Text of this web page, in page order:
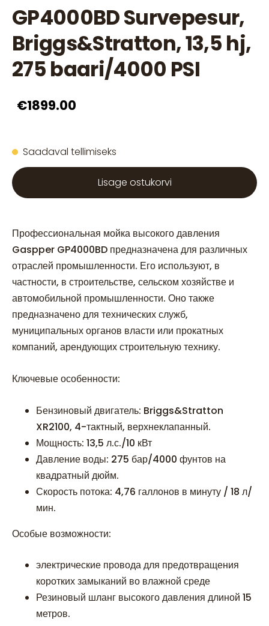
GP4000BD Survepesur,
Briggs&Stratton, 13,5 hj,
275 baari/4000 PSI
€1899.00
Saadaval tellimiseks
Lisage ostukorvi
Профессиональная мойка высокого давления
Gaspper GP4000BD предназначена для различных
отраслей промышленности. Его используют, в
частности, в строительстве, сельском хозяйстве и
автомобильной промышленности. Оно также
предназначено для технических служб,
муниципальных органов власти или прокатных
компаний, арендующих строительную технику.
Ключевые особенности:
Бензиновый двигатель: Briggs&Stratton
XR2100, 4-тактный, верхнеклапанный.
Мощность: 13,5 л.с./10 кВт
Давление воды: 275 бар/4000 фунтов на
квадратный дюйм.
Скорость потока: 4,76 галлонов в минуту / 18 л/
мин.
Особые возможности:
электрические провода для предотвращения
коротких замыканий во влажной среде
Резиновый шланг высокого давления длиной 15
метров.